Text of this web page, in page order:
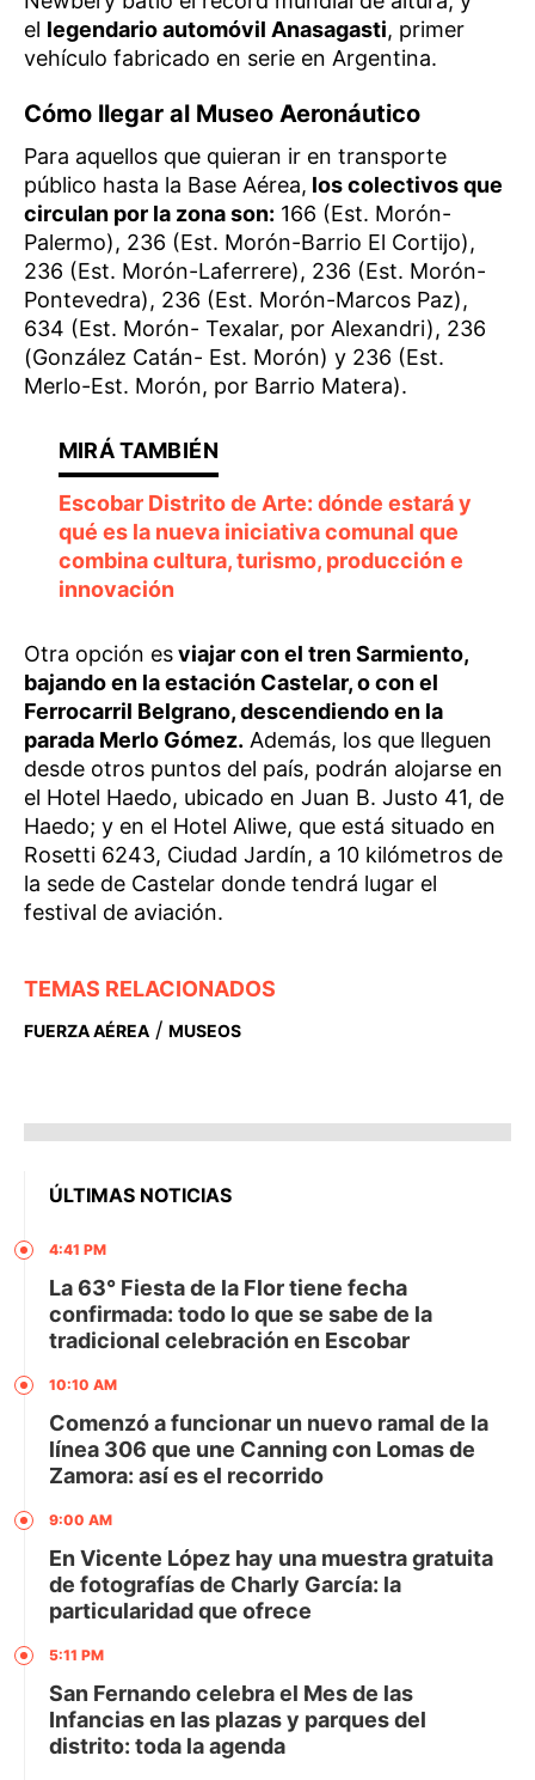
el legendario automóvil Anasagasti, primer
vehículo fabricado en serie en Argentina.
Cómo llegar al Museo Aeronáutico
Para aquellos que quieran ir en transporte
público hasta la Base Aérea, los colectivos que
circulan por la zona son: 166 (Est. Morón-
Palermo), 236 (Est. Morón-Barrio El Cortijo),
236 (Est. Morón-Laferrere), 236 (Est. Morón-
Pontevedra), 236 (Est. Morón-Marcos Paz),
634 (Est. Morón- Texalar, por Alexandri), 236
(González Catán- Est. Morón) y 236 (Est.
Merlo-Est. Morón, por Barrio Matera).
Escobar Distrito de Arte: dónde estará y
qué es la nueva iniciativa comunal que
combina cultura, turismo, producción e
innovación
Otra opción esviajar con el tren Sarmiento,
bajando en la estación Castelar, o con el
Ferrocarril Belgrano, descendiendo en la
parada Merlo Gómez. Además, los que lleguen
desde otros puntos del país, podrán alojarse en
el Hotel Haedo, ubicado en Juan B. Justo 41, de
Haedo; y en el Hotel Aliwe, que está situado en
Rosetti 6243, Ciudad Jardín, a 10 kilómetros de
la sede de Castelar donde tendrá lugar el
festival de aviación.
TEMAS RELACIONADOS
FUERZA AÉREA / MUSEOS
ÚLTIMAS NOTICIAS
4:41 PM
La 63° Fiesta de la Flor tiene fecha
confirmada: todo lo que se sabe de la
tradicional celebración en Escobar
10:10 AM
Comenzó a funcionar un nuevo ramal de la
línea 306 que une Canning con Lomas de
Zamora: así es el recorrido
9:00 AM
En Vicente López hay una muestra gratuita
de fotografías de Charly García: la
particularidad que ofrece
5:11 PM
San Fernando celebra el Mes de las
Infancias en las plazas y parques del
distrito: toda la agenda